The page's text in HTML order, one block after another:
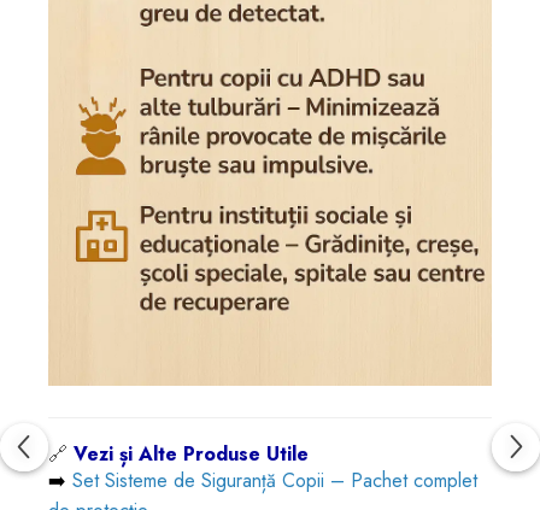
🔗 Vezi și Alte Produse Utile
➡️ Set Sisteme de Siguranță Copii – Pachet complet